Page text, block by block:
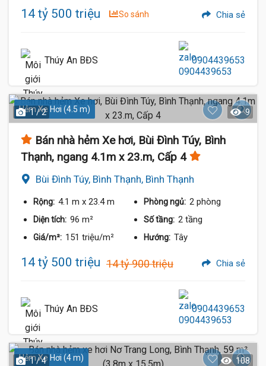
14 tỷ 500 triệu So sánh Chia sẻ
Thúy An BĐS 0904439653
Hẻm Xe Hơi (4.5 m)
1 / 2 9
Bán nhà hẻm Xe hơi, Bùi Đình Túy, Bình
Thạnh, ngang 4.1m x 23.m, Cấp 4
Bùi Đình Túy, Bình Thạnh, Bình Thạnh
Rộng: 4.1 m x 23.4 m Phòng ngủ: 2 phòng
Diện tích: 96 m² Số tầng: 2 tầng
Giá/m²: 151 triệu/m² Hướng: Tây
14 tỷ 500 triệu 14 tỷ 900 triệu Chia sẻ
Thúy An BĐS 0904439653
Hẻm Xe Hơi (4 m)
1 / 4 108